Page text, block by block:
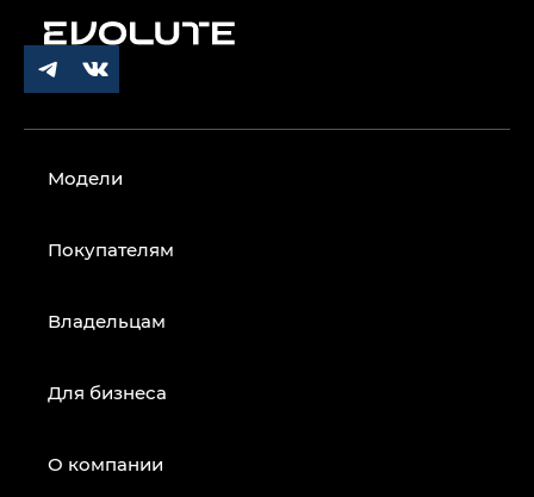
Модели
Покупателям
Владельцам
Для бизнеса
О компании